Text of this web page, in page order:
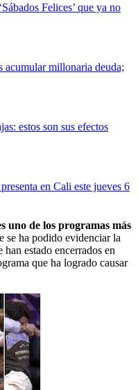
Felices’ que ya no
acumular millonaria deuda;
estos son sus efectos
en Cali este jueves 6
uno de los programas más
se ha podido evidenciar la
estado encerrados en
que ha logrado causar